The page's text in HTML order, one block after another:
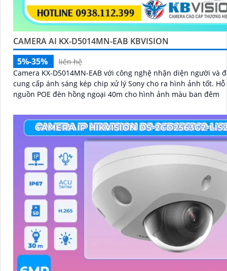
CAMERA AI KX-D5014MN-EAB KBVISION
5%-35%
liên hệ
Camera KX-D5014MN-EAB với công nghệ nhận diện người và
cung cấp ánh sáng kép chip xử lý Sony cho ra hình ảnh tốt. Hỗ trợ cấp
nguồn POE đèn hồng ngoại 40m cho hình ảnh màu ban đêm